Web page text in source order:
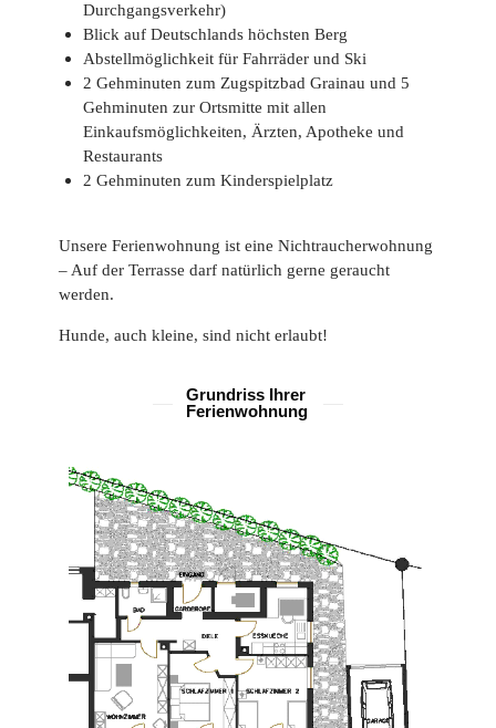
Durchgangsverkehr)
Blick auf Deutschlands höchsten Berg
Abstellmöglichkeit für Fahrräder und Ski
2 Gehminuten zum Zugspitzbad Grainau und 5
Gehminuten zur Ortsmitte mit allen
Einkaufsmöglichkeiten, Ärzten, Apotheke und
Restaurants
2 Gehminuten zum Kinderspielplatz
Unsere Ferienwohnung ist eine Nichtraucherwohnung
– Auf der Terrasse darf natürlich gerne geraucht
werden.
Hunde, auch kleine, sind nicht erlaubt!
Grundriss Ihrer
Ferienwohnung